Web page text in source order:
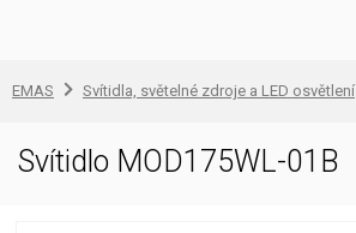
EMAS Svítidla, světelné zdroje a LED osvětlení
Svítidlo MOD175WL-01B